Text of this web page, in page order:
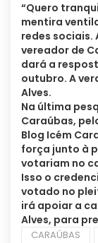
“Quero
mentira
redes sociais.
vereador de
dará a
outubro. A
Alves.
Na última
Caraúbas,
Blog Icém
força junto à
votariam no
Isso o
votado no
irá apoiar a
Alves, para
CARAÚBAS